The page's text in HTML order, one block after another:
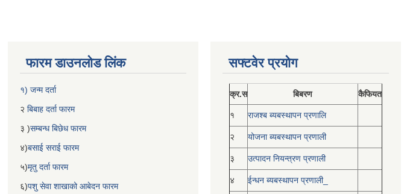
फारम डाउनलोड लिंक
१) जन्म दर्ता
२ बिबाह दर्ता फारम
३ )सम्बन्ध बिछेध फारम
४)बसाई सराई फारम
५)मृतु दर्ता फारम
६)पशु सेवा शाखाको आबेदन फारम
सफ्टवेर प्रयोग
क्र.स बिबरण कैफियत
१ राजश्ब ब्यबस्थापन प्रणालि
२ योजना ब्यबस्थापन प्रणाली
३ उत्पादन नियन्त्रण प्रणाली
४ ईन्धन ब्यबस्थापन प्रणाली_